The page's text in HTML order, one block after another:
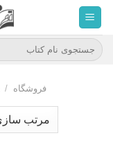
محتوا
برویدجستجو
برای:
فروشگاه /